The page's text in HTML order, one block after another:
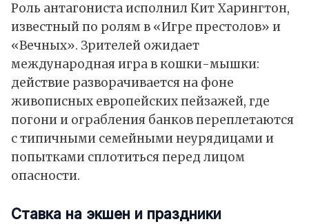
Роль антагониста исполнил Кит Харингтон,
известный по ролям в «Игре престолов» и
«Вечных». Зрителей ожидает
международная игра в кошки-мышки:
действие разворачивается на фоне
живописных европейских пейзажей, где
погони и ограбления банков переплетаются
с типичными семейными неурядицами и
попытками сплотиться перед лицом
опасности.
Ставка на экшен и праздники